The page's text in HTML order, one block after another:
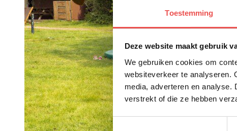
Toestemming
Deze website maakt gebruik
We gebruiken cookies om
websiteverkeer te analyseren.
media, adverteren en analyse.
verstrekt of die ze hebben
Toestemmingsselectie